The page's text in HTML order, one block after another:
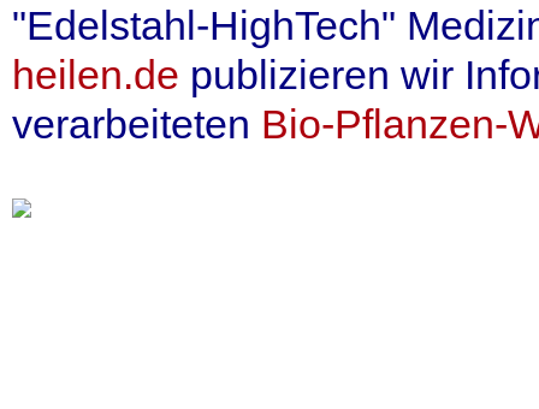
"Edelstahl-HighTech"
heilen.de publizieren wir
verarbeiteten Bio-Pflanzen-